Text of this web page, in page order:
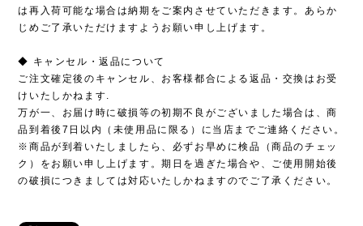
は再入荷可能な場合は納期をご案内させていただきます。あらか
じめご了承いただけますようお願い申し上げます。
◆ キャンセル・返品について
ご注文確定後のキャンセル、お客様都合による返品・交換はお受
けいたしかねます.
万が一、お届け時に破損等の初期不良がございました場合は、商
品到着後7日以内（未使用品に限る）に当店までご連絡ください。
※商品が到着いたしましたら、必ずお早めに検品（商品のチェッ
ク）をお願い申し上げます。期日を過ぎた場合や、ご使用開始後
の破損につきましては対応いたしかねますのでご了承ください。